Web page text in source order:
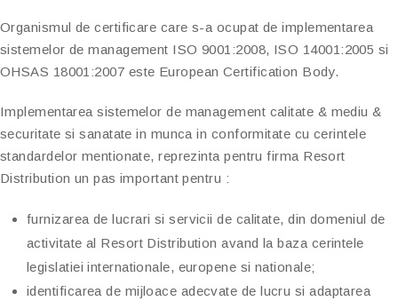
Organismul de certificare care s-a ocupat de implementarea
sistemelor de management ISO 9001:2008, ISO 14001:2005 si
OHSAS 18001:2007 este European Certification Body.
Implementarea sistemelor de management calitate & mediu &
securitate si sanatate in munca in conformitate cu cerintele
standardelor mentionate, reprezinta pentru firma Resort
Distribution un pas important pentru :
furnizarea de lucrari si servicii de calitate, din domeniul de
activitate al Resort Distribution avand la baza cerintele
legislatiei internationale, europene si nationale;
identificarea de mijloace adecvate de lucru si adaptarea